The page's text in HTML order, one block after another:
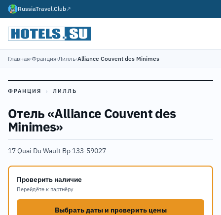
RussiaTravel.Club↗
Главная›Франция›Лилль›Alliance Couvent des Minimes
ФРАНЦИЯ › ЛИЛЛЬ
Отель «Alliance Couvent des
Minimes»
17 Quai Du Wault Bp 133·59027
Проверить наличие
Перейдёте к партнёру
Выбрать даты и проверить цены